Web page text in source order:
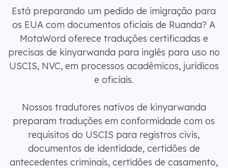
Está preparando um pedido de imigração para
os EUA com documentos oficiais de Ruanda? A
MotaWord oferece traduções certificadas e
precisas de kinyarwanda para inglês para uso no
USCIS, NVC, em processos acadêmicos, jurídicos
e oficiais.
Nossos tradutores nativos de kinyarwanda
preparam traduções em conformidade com os
requisitos do USCIS para registros civis,
documentos de identidade, certidões de
antecedentes criminais, certidões de casamento,